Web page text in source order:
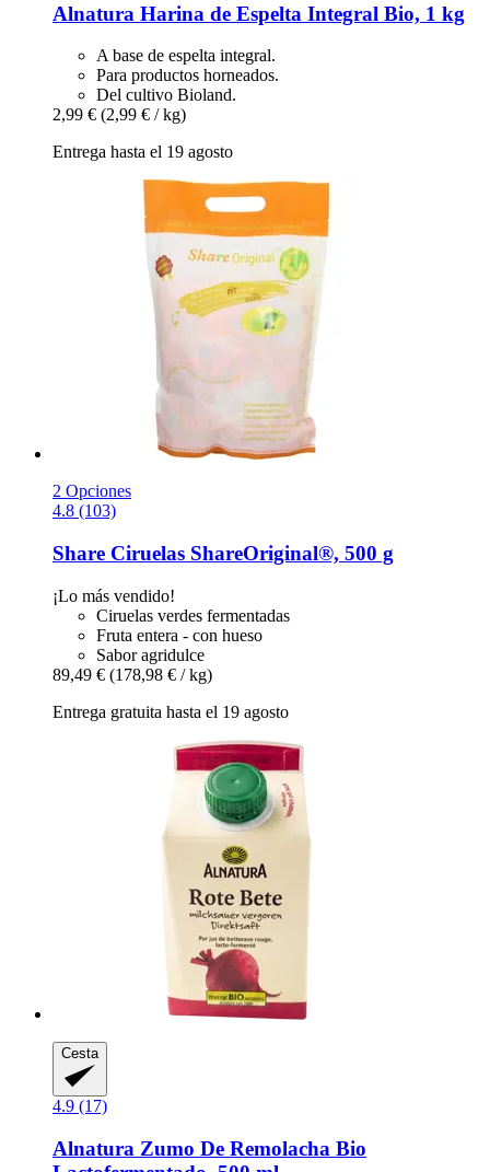
Alnatura Harina de Espelta Integral Bio, 1 kg
A base de espelta integral.
Para productos horneados.
Del cultivo Bioland.
2,99 € (2,99 € / kg)
Entrega hasta el 19 agosto
2 Opciones
4.8 (103)
Share Ciruelas ShareOriginal®, 500 g
¡Lo más vendido!
Ciruelas verdes fermentadas
Fruta entera - con hueso
Sabor agridulce
89,49 € (178,98 € / kg)
Entrega gratuita hasta el 19 agosto
Cesta
4.9 (17)
Alnatura Zumo De Remolacha Bio